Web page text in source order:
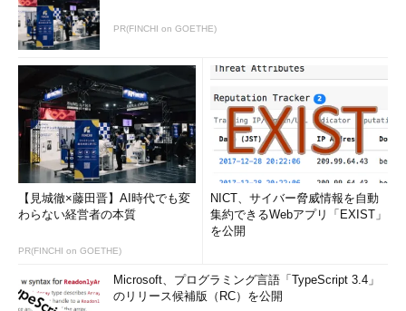
PR(FINCHI on GOETHE)
【見城徹×藤田晋】AI時代でも変
わらない経営者の本質
PR(FINCHI on GOETHE)
NICT、サイバー脅威情報を自動
集約できるWebアプリ「EXIST」
を公開
Microsoft、プログラミング言語「TypeScript 3.4」
のリリース候補版（RC）を公開